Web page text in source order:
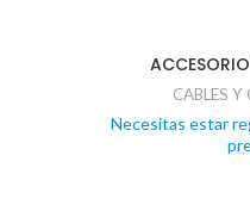
CABLES Y
Necesitas estar